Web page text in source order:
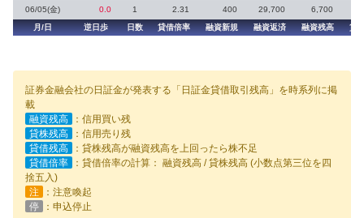
06/05(金) 0.0 1 2.31 400 29,700
6,700
月/日
逆日歩 日数 貸借倍率 融資新規 融資返済 融資残高 貸
証券金融会社の日証金が発表する「日証金貸借取引残高」を時系列に掲
載
融資残高
：信用買い残
貸株残高
：信用売り残
貸借残高
：貸株残高が融資残高を上回ったら株不足
貸借倍率
：貸借倍率の計算： 融資残高 / 貸株残高 (小数点第三位を四
捨五入)
注
：注意喚起
停
：申込停止